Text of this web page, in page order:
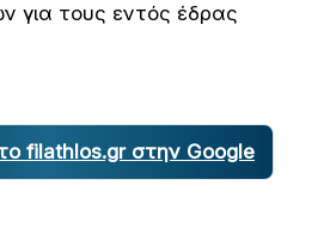
για τους εντός έδρας
filathlos.gr στην Google